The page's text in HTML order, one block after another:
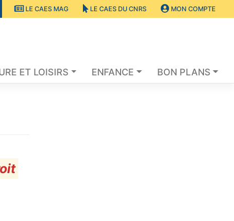
LE CAES MAG LE CAES DU CNRS MON COMPTE
ET LOISIRS ENFANCE BON PLANS